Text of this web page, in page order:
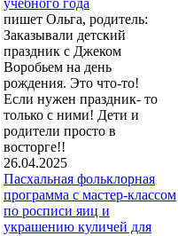
пишет Ольга, родитель:
Заказывали детский
праздник с Джеком
Воробьем на день
рождения. Это что-то!
Если нужен праздник- то
только с ними! Дети и
родители просто в
восторге!!
26.04.2025
Пасхальная фольклорная
программа с мастер-классом
по росписи яиц и
украшению куличей для